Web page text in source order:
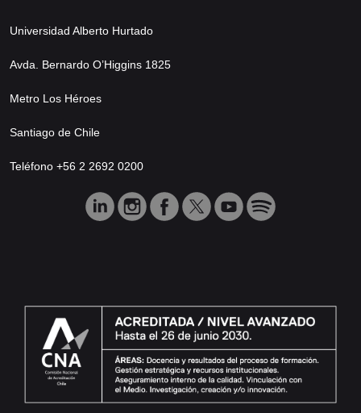
Universidad Alberto Hurtado
Avda. Bernardo O’Higgins 1825
Metro Los Héroes
Santiago de Chile
Teléfono +56 2 2692 0200